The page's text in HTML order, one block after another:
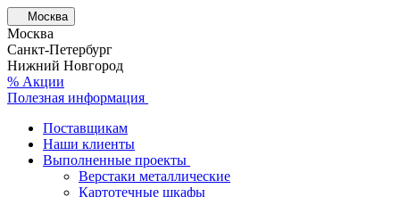
Москва
Москва
Санкт-Петербург
Нижний Новгород
% Акции
Полезная информация
Поставщикам
Наши клиенты
Выполненные проекты
Верстаки металлические
Картотечные шкафы